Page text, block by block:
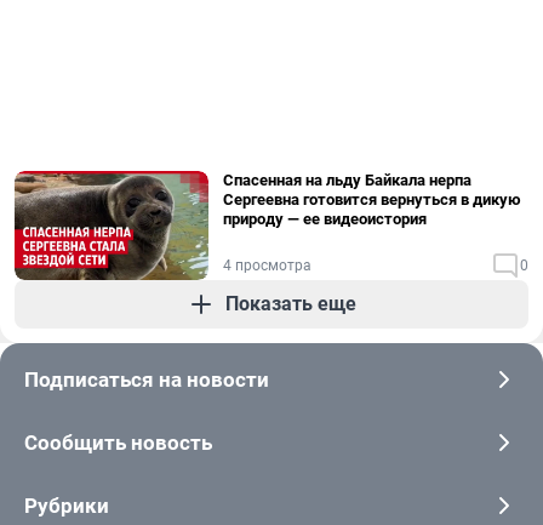
Спасенная на льду Байкала нерпа
Сергеевна готовится вернуться в дикую
природу — ее видеоистория
4 просмотра 0
Показать еще
Подписаться на новости
Сообщить новость
Рубрики